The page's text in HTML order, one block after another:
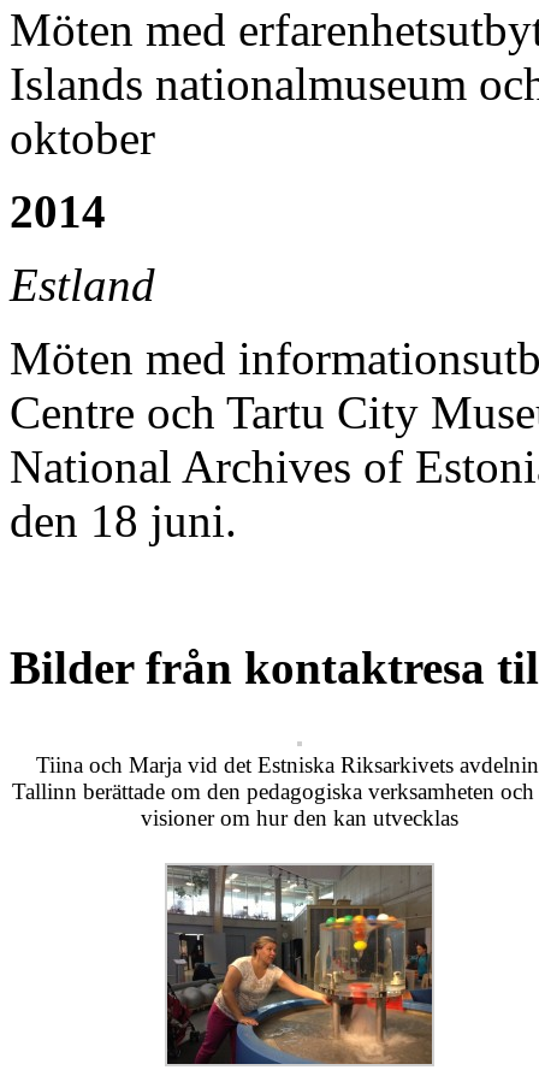
Möten med
Islands nationalmuseum
oktober
2014
Estland
Möten med
Centre och Tartu City
National Archives of
den 18 juni.
Bilder från kontaktresa
Tiina och Marja vid det Estniska Riksarkivets
Tallinn berättade om den pedagogiska verksamheten och
visioner om hur den kan utvecklas